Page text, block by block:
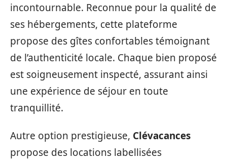
incontournable. Reconnue pour la qualité de
ses hébergements, cette plateforme
propose des gîtes confortables témoignant
de l’authenticité locale. Chaque bien proposé
est soigneusement inspecté, assurant ainsi
une expérience de séjour en toute
tranquillité.
Autre option prestigieuse, Clévacances
propose des locations labellisées